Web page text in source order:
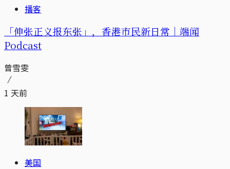
播客
「伸张正义报东张」，香港市民新日常｜端闻
Podcast
曾雪雯
1 天前
美国